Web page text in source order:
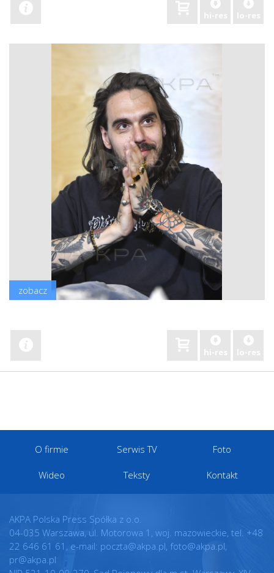
hi-res lo-res
zobacz
hi-res lo-res
O firmie Serwis TV Foto
Wideo Teksty Kontakt
AKPA Polska Press Spółka z o.o.
04-035 Warszawa, ul. Motorowa 1, woj. mazowieckie, tel. +48
22 646 61 61, e-mail: poczta@akpa.pl, foto@akpa.pl,
pr@akpa.pl